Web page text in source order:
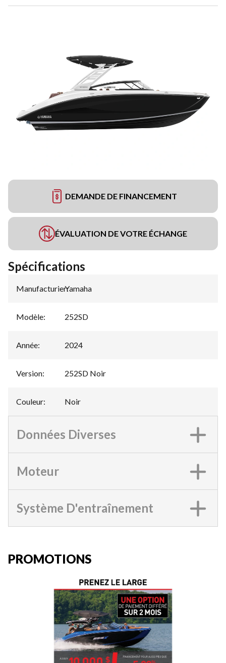
DEMANDE DE FINANCEMENT
ÉVALUATION DE VOTRE ÉCHANGE
Spécifications
Manufacturier:
Yamaha
Modèle: 252SD
Année: 2024
Version: 252SD Noir
Couleur: Noir
Données Diverses
Moteur
Système D'entraînement
PROMOTIONS